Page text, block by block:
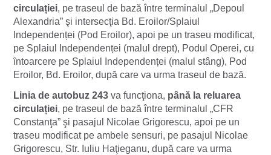
circulației, pe traseul de bază între terminalul „Depoul
Alexandria” şi intersecţia Bd. Eroilor/Splaiul
Independenței (Pod Eroilor), apoi pe un traseu modificat,
pe Splaiul Independenței (malul drept), Podul Operei, cu
ȋntoarcere pe Splaiul Independenței (malul stâng), Pod
Eroilor, Bd. Eroilor, după care va urma traseul de bază.
Linia de autobuz 243 va funcţiona, până la reluarea
circulației, pe traseul de bază între terminalul „CFR
Constanţa” şi pasajul Nicolae Grigorescu, apoi pe un
traseu modificat pe ambele sensuri, pe pasajul Nicolae
Grigorescu, Str. Iuliu Haţieganu, după care va urma